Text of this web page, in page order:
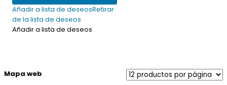
Añadir a lista de deseosRetirar
de la lista de deseos
Añadir a lista de deseos
Mapa web